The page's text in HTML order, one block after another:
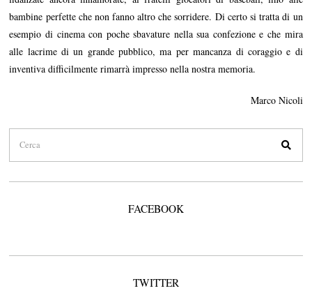
bambine perfette che non fanno altro che sorridere. Di certo si tratta di un
esempio di cinema con poche sbavature nella sua confezione e che mira
alle lacrime di un grande pubblico, ma per mancanza di coraggio e di
inventiva difficilmente rimarrà impresso nella nostra memoria.
Marco Nicoli
FACEBOOK
TWITTER